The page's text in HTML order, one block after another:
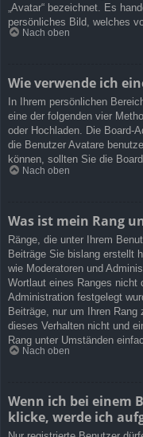
„Avatar“ bezeichnet. Es
persönliches Bild, welches
Nach oben
Wie verwende ich
In Ihrem persönlichen
eine der folgenden vier
oder Hochladen. Die Board-
die Benutzer Avatare
können, sollten Sie die
Nach oben
Was ist mein Rang
Ränge, die unter Ihrem
Beiträge Sie bislang erstellt
wie Moderatoren und
Wortlaut eines Ranges nicht
Administration festgelegt
Beiträge, nur um Ihren
dieses Verhalten nicht und
Rang unter Umständen
Nach oben
Wenn ich bei einem
klicke, werde ich